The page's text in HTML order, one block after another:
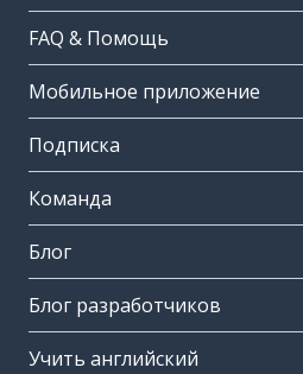
FAQ & Помощь
Мобильное приложение
Подписка
Команда
Блог
Блог разработчиков
Учить английский